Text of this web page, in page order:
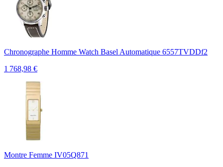
Chronographe Homme Watch Basel Automatique 6557TVDDf2
1 768,98 €
Montre Femme IV05Q871